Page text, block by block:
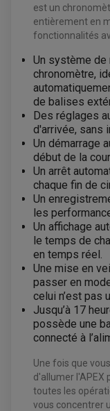
FREINAGE
ACCESSOIRE
DISQUE DE
PLAQUETTE
KIT DURITE DE
KIT DURITE
KIT
KIT
MAÎTRE
HUILE ET
HUILE MOTEUR
PRODUIT
PARTIE
ARAIGNÉE /
BULLE / PARE-
CÂBLE
CABLE
KIT
KIT STREET
LEVIER DE
LEVIER
OPTIQUE
REPOSE PIED
SÉLECTEUR
PRODUIT
FILTRE A AIR
FILTRE A HUILE
BOUGIE
PRODUIT
FILTRE A AIR
HUILE ET
HUILE SCOOTER
PRODUIT
PARTIE
BULLE / PARE-
LEVIER DE
RÉTROVISEUR
PIÈCE
GALET DE
COURROIE
VARIATEUR
POMPE A
KIT DURITE DE
KIT
PLAQUETTES
HUILE ET
HUILE POUR
PRODUIT
JANTES /
CHAÎNE A
CHAÎNES A
CHAMBRE A
CLOUS /
JANTES QUAD
MOUSSE
CHAMBRE À
ENDURO
ACCESSOIRES
DISQUE DE
DISQUE DE
PLAQUETTE
KIT
KIT
KIT
ROULEMENT
ROULEMENT
ROULEMENT
ROULEMENT
ROULEMENT
ROULEMENT
est un
entièrement en
fonctionnalités
Un système de
chronomètre,
de balises
Des réglages
d'arrivée, sans
Un démarrage
début de la
Un arrêt
chaque fin de
Un
les
Un affichage
le temps de
en temps réel.
Une mise en
passer en
celui n’est pas
Jusqu’à 17
possède une
connecté à
Une fois que
d'allumer l'APEX
toutes les
vous concentrer